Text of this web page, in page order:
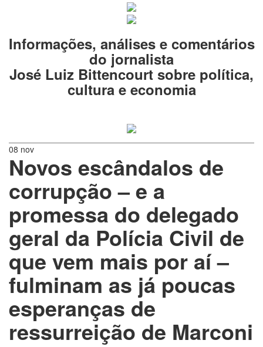
Informações, análises e comentários
do jornalista
José Luiz Bittencourt sobre política,
cultura e economia
08 nov
Novos escândalos de
corrupção – e a
promessa do delegado
geral da Polícia Civil de
que vem mais por aí –
fulminam as já poucas
esperanças de
ressurreição de Marconi